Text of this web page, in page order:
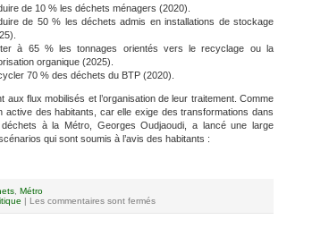
de 10 % les déchets ménagers (2020).
de 50 % les déchets admis en installations de stockage
à 65 % les tonnages orientés vers le recyclage ou la
organique (2025).
70 % des déchets du BTP (2020).
flux mobilisés et l’organisation de leur traitement. Comme
active des habitants, car elle exige des transformations dans
à la Métro, Georges Oudjaoudi, a lancé une large
qui sont soumis à l’avis des habitants :
Métro
| Les commentaires sont fermés